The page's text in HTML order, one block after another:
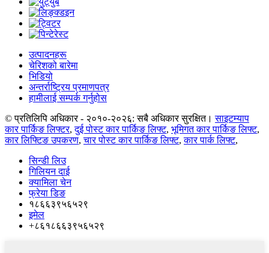
उत्पादनहरू
चेरिशको बारेमा
भिडियो
अन्तर्राष्ट्रिय प्रमाणपत्र
हामीलाई सम्पर्क गर्नुहोस
© प्रतिलिपि अधिकार - २०१०-२०२६: सबै अधिकार सुरक्षित। साइटम्याप
कार पार्किङ लिफ्टर,दुई पोस्ट कार पार्किङ लिफ्ट, भूमिगत कार पार्किङ लिफ्ट,
कार लिफ्टिङ उपकरण,चार पोस्ट कार पार्किङ लिफ्ट,कार पार्क लिफ्ट,
सिन्डी लिउ
गिलियन दाई
क्यामिला चेन
फ्रेया डिङ
१८६६३९५६५२९
इमेल
+८६१८६६३९५६५२९